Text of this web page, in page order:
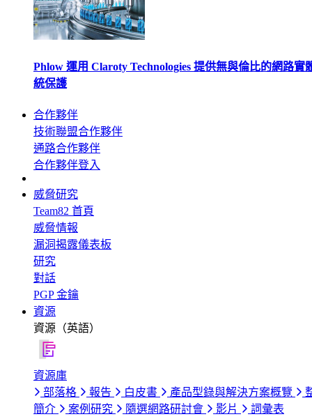
Phlow 運用 Claroty Technologies 提供無與倫比的網路實
統保護
合作夥伴
技術聯盟合作夥伴
通路合作夥伴
合作夥伴登入
威脅研究
Team82 首頁
威脅情報
漏洞揭露儀表板
研究
對話
PGP 金鑰
資源
資源（英語）
資源庫
部落格
報告 白皮書 產品型錄與解決方案概覽
簡介
案例研究 隨選網路研討會 影片
詞彙表